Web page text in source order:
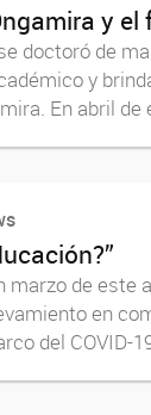
y el
doctoró de
y
En abril de
marzo de este
en
del COVID-